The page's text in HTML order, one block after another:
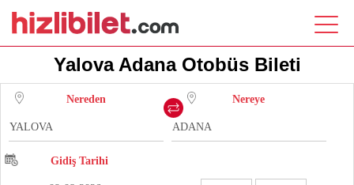
Yalova Adana Otobüs Bileti
Nereden Nereye
Gidiş Tarihi